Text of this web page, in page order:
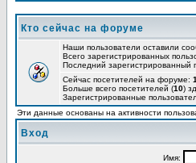
Кто сейчас на форуме
Наши пользователи оставили
Всего зарегистрированных
Последний зарегистрированный
Сейчас посетителей на форуме: 1
Больше всего посетителей (10)
Зарегистрированные
Эти данные основаны на активности
Вход
Имя: